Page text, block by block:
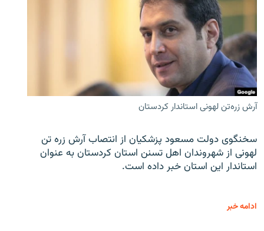
آرش زره‌تن لهونی استاندار کردستان
سخنگوی دولت مسعود پزشکیان از انتصاب آرش زره تن
لهونی از شهروندان اهل تسنن استان کردستان به عنوان
استاندار این استان خبر داده است.
ادامه خبر